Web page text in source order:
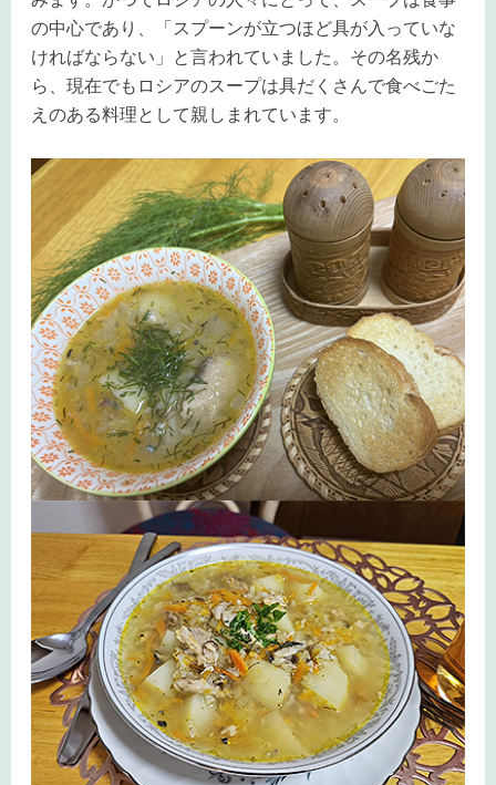
の中心であり、「スプーンが立つほど具が入っていな
ければならない」と言われていました。その名残か
ら、現在でもロシアのスープは具だくさんで食べごた
えのある料理として親しまれています。